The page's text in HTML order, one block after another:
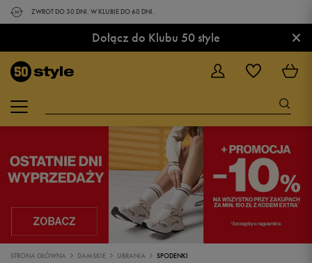
ZWROT DO 30 DNI. W KLUBIE DO 60 DNI.
Dołącz do Klubu 50 style ×
STRONA GŁÓWNA DAMSKIE UBRANIA SPODENKI